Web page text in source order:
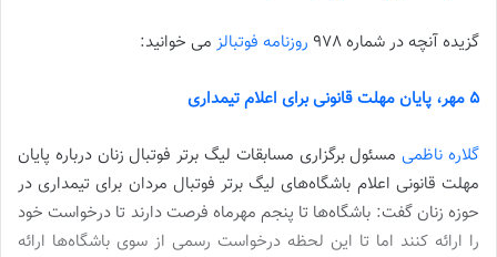
گزیده آنچه در شماره 978 روزنامه فوتبالز می خوانید:
5 مهر، پایان مهلت قانونی برای اعلام تیمداری
گلاره ناظمیمسئول برگزاری مسابقات لیگ برتر فوتبال زنان درباره پایان
مهلت قانونی اعلام باشگاه‌های لیگ برتر فوتبال مردان برای تیمداری در
حوزه زنان گفت: باشگاه‌ها تا پنجم مهرماه فرصت دارند تا درخواست خود
را ارائه کنند اما تا این لحظه درخواست رسمی از سوی باشگاه‌ها ارائه